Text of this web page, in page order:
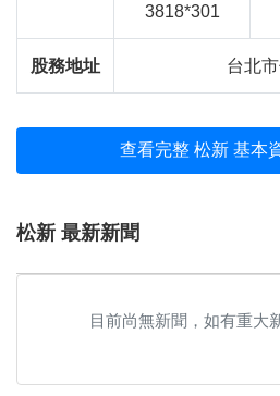
3818*301
股務地址 台北
查看完整 松新 基本
松新 最新新聞
目前尚無新聞，如有重大